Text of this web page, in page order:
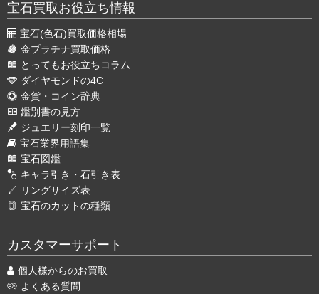
宝石買取お役立ち情報
宝石(色石)買取価格相場
金プラチナ買取価格
とってもお役立ちコラム
ダイヤモンドの4C
金貨・コイン辞典
鑑別書の見方
ジュエリー刻印一覧
宝石業界用語集
宝石図鑑
キャラ引き・石引き表
リングサイズ表
宝石のカットの種類
カスタマーサポート
個人様からのお買取
よくある質問